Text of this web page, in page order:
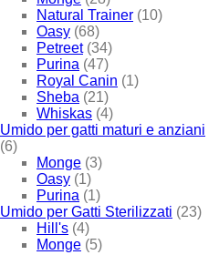
Natural Trainer (10)
Oasy (68)
Petreet (34)
Purina (47)
Royal Canin (1)
Sheba (21)
Whiskas (4)
Umido per gatti maturi e anziani
(6)
Monge (3)
Oasy (1)
Purina (1)
Umido per Gatti Sterilizzati (23)
Hill's (4)
Monge (5)